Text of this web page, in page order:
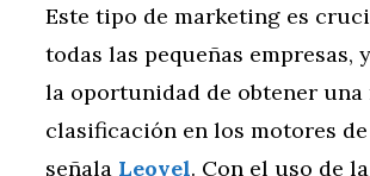
Este tipo de marketing es
todas las pequeñas empresas,
la oportunidad de obtener una
clasificación en los motores de
señala Leovel. Con el uso de la